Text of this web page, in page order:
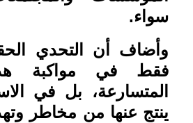
سواء.
وأضاف أن التحدي
فقط في مواكبة
المتسارعة، بل في
ينتج عنها من مخاطر